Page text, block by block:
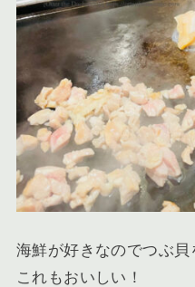
海鮮が好きなのでつぶ
これもおいしい！